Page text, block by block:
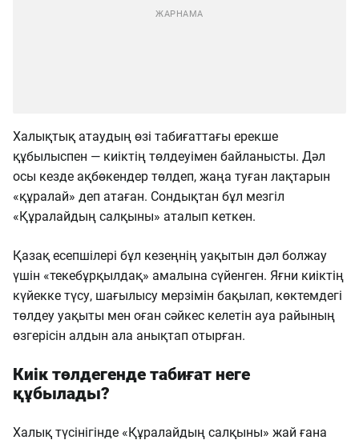
Халықтық атаудың өзі табиғаттағы ерекше
құбылыспен — киіктің төлдеуімен байланысты. Дәл
осы кезде ақбөкендер төлдеп, жаңа туған лақтарын
«құралай» деп атаған. Сондықтан бұл мезгіл
«Құралайдың салқыны» аталып кеткен.
Қазақ есепшілері бұл кезеңнің уақытын дәл болжау
үшін «текебұрқылдақ» амалына сүйенген. Яғни киіктің
күйекке түсу, шағылысу мерзімін бақылап, көктемдегі
төлдеу уақыты мен оған сәйкес келетін ауа райының
өзгерісін алдын ала анықтап отырған.
Киік төлдегенде табиғат неге
құбылады?
Халық түсінігінде «Құралайдың салқыны» жай ғана